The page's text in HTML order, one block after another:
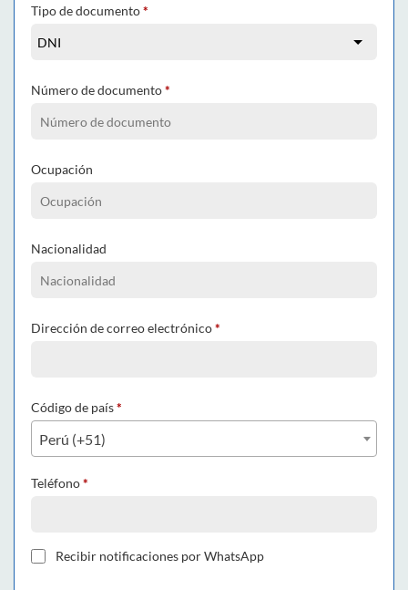
Tipo de documento*
Número de documento*
Ocupación
Nacionalidad
Dirección de correo electrónico*
Código de país*
Perú (+51)
Teléfono*
Recibir notificaciones por WhatsApp